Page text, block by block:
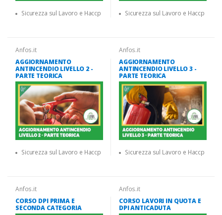
Sicurezza sul Lavoro e Haccp Sicurezza sul Lavoro e Haccp
Anfos.it
AGGIORNAMENTO
ANTINCENDIO LIVELLO 2 -
PARTE TEORICA
Sicurezza sul Lavoro e Haccp
Anfos.it
AGGIORNAMENTO
ANTINCENDIO LIVELLO 3 -
PARTE TEORICA
Sicurezza sul Lavoro e Haccp
Anfos.it
CORSO DPI PRIMA E
SECONDA CATEGORIA
Anfos.it
CORSO LAVORI IN QUOTA E
DPI ANTICADUTA